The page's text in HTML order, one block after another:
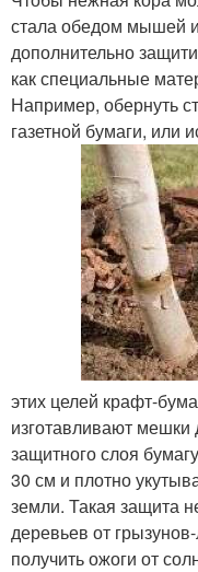
стала обедом мышей
дополнительно
как специальные
Например, обернуть
газетной бумаги, или
этих целей крафт-
изготавливают мешки
защитного слоя
30 см и плотно
земли. Такая защита
деревьев от
получить ожоги от